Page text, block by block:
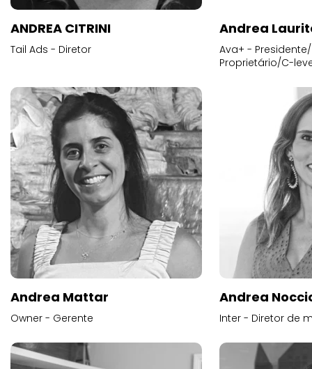
ANDREA CITRINI
Tail Ads - Diretor
Andrea
Ava+ -
Proprietário/C-
Andrea Mattar
Owner - Gerente
Andrea
Inter - Diretor de